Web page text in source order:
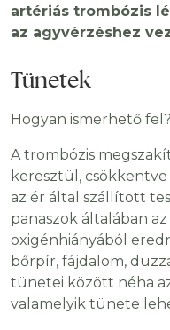
artériás trombózis
az agyvérzéshez
Tünetek
Hogyan ismerhető fel?
A trombózis
keresztül,
az ér által szállított
panaszok általában
oxigénhiányából
bőrpír, fájdalom,
tünetei között néha
valamelyik tünete